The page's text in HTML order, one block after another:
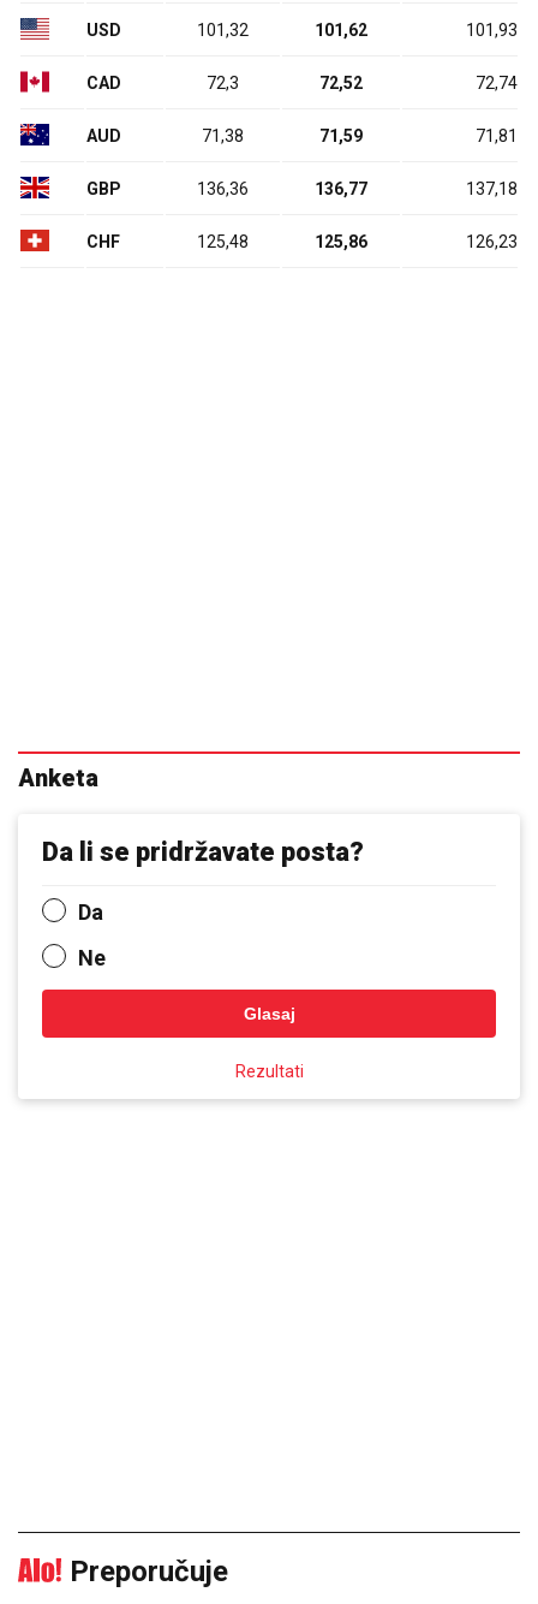
USD 101,32 101,62 101,93
CAD 72,3 72,52 72,74
AUD 71,38 71,59 71,81
GBP 136,36 136,77 137,18
CHF 125,48 125,86 126,23
Anketa
Da li se pridržavate posta?
Da
Ne
Glasaj
Rezultati
Preporučuje